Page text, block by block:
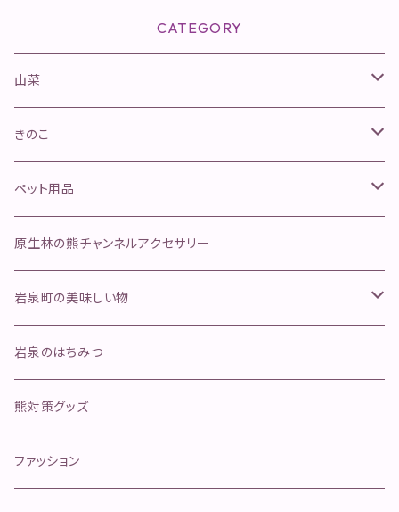
CATEGORY
山菜
山菜きのこセット
ネマガリタケセット
ふきのとう
行者にんにく
きのこ
松茸
舞茸
そのほかのきのこ
ペット用品
金櫛
ペットフード
ジャーキー
ボイル
手作り本革安全首環
マグロ寄り返しリード
オールステンレスリード
原生林の熊チャンネルアクセサリー
岩泉町の美味しい物
天然岩魚
岩泉ヨーグルト
イタチハギの蜂蜜
岩泉のはちみつ
熊対策グッズ
ファッション